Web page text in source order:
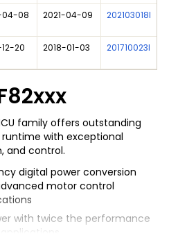
04-08 2021-04-09 202103018I
20 2018-01-03 201710023I
family offers outstanding
with exceptional
and control.
digital power conversion
motor control
with twice the performance